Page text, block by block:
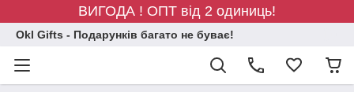
ВИГОДА ! ОПТ від 2 одиниць!
Okl Gifts - Подарунків багато не буває!